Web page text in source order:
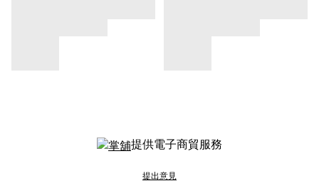
提供電子商貿服務
提出意見